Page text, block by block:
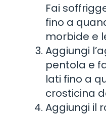
Fai
fino a
morbide e
Aggiungi
pentola e
lati fino a
crosticina
Aggiungi il